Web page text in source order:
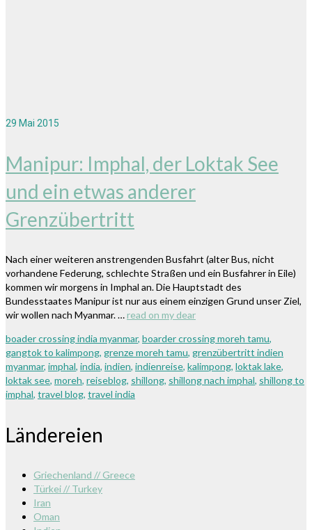
29 Mai 2015
Manipur: Imphal, der Loktak See
und ein etwas anderer
Grenzübertritt
Nach einer weiteren anstrengenden Busfahrt (alter Bus, nicht
vorhandene Federung, schlechte Straßen und ein Busfahrer in Eile)
kommen wir morgens in Imphal an. Die Hauptstadt des
Bundesstaates Manipur ist nur aus einem einzigen Grund unser Ziel,
wir wollen nach Myanmar. …read on my dear
boader crossing india myanmar, boarder crossing moreh tamu,
gangtok to kalimpong, grenze moreh tamu, grenzübertritt indien
myanmar, imphal, india, indien, indienreise, kalimpong, loktak lake,
loktak see, moreh, reiseblog, shillong, shillong nach imphal, shillong to
imphal, travel blog, travel india
Ländereien
Griechenland // Greece
Türkei // Turkey
Iran
Oman